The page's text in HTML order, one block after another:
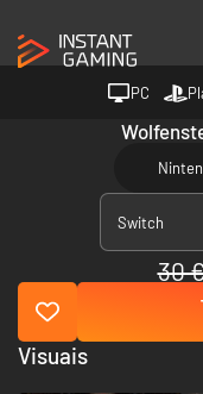
PC
Switch
30
Visuais